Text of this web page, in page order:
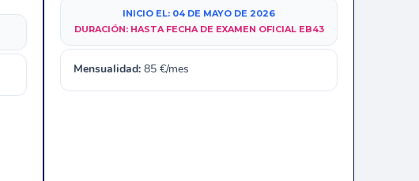
INICIO EL: 04 DE MAYO DE 2026
DURACIÓN: HASTA FECHA DE EXAMEN OFICIAL EB43
Mensualidad: 85€/mes